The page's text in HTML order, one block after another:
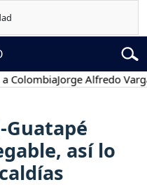
Jorge Alfredo Vargas
Guatapé
así lo